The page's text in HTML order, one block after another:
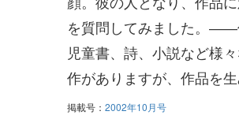
を質問してみました。――
児童書、詩、小説など様
作がありますが、作品を
掲載号： 2002年10月号